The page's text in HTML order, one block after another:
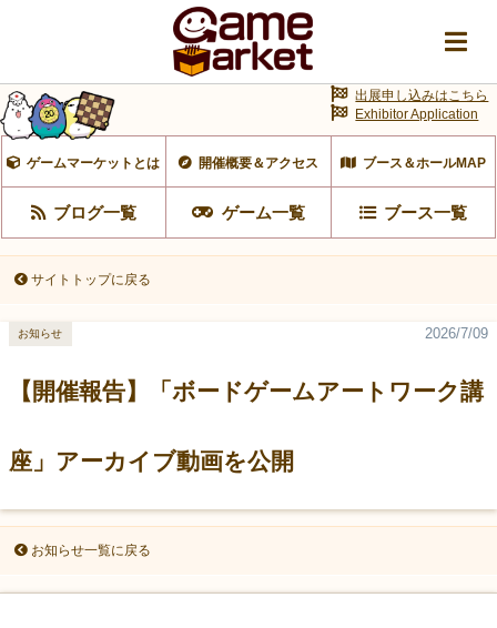
ゲームマーケットとは 開催概要＆アクセス ブース＆ホールMAP
ブログ一覧 ゲーム一覧 ブース一覧
出展申し込みはこちら
Exhibitor Application
サイトトップに戻る
【開催報告】「ボードゲームアートワーク講
座」アーカイブ動画を公開
2026/7/09
お知らせ
お知らせ一覧に戻る